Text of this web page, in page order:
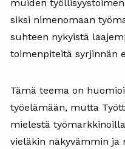
muiden
siksi nimenomaan
suhteen nykyistä
toimenpiteitä syrjinnän
Tämä teema on
työelämään, mutta
mielestä
vieläkin näkyvämmin ja